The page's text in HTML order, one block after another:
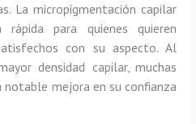
La micropigmentación capilar
rápida para quienes quieren
con su aspecto. Al
densidad capilar, muchas
notable mejora en su confianza